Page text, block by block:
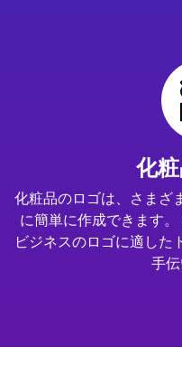
化
化粧品のロゴは、さまざ
に簡単に作成できます。
ビジネスのロゴに適した
手伝